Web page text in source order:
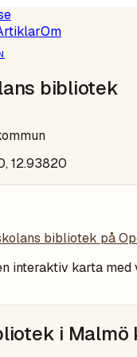
Om
bibliotek
,12.93820
bibliotek på
interaktiv karta med
i Malmö